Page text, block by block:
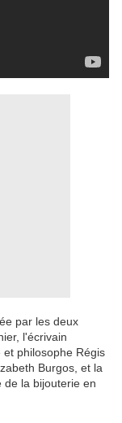
par les deux
l'écrivain
philosophe Régis
Burgos, et la
de la bijouterie en